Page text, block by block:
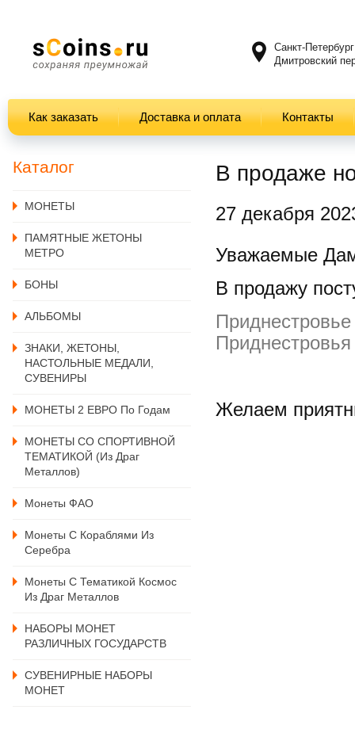
Санкт-Петербург
Дмитровский
Как заказать Доставка и оплата Контакты
Каталог
MОНЕТЫ
ПАМЯТНЫЕ ЖЕТОНЫ
МЕТРО
БОНЫ
АЛЬБОМЫ
ЗНАКИ, ЖЕТОНЫ,
НАСТОЛЬНЫЕ МЕДАЛИ,
СУВЕНИРЫ
МОНЕТЫ 2 ЕВРО По Годам
МОНЕТЫ СО СПОРТИВНОЙ
ТЕМАТИКОЙ (из Драг
Металлов)
Монеты ФАО
Монеты С Кораблями Из
Серебра
Монеты С Тематикой Космос
Из Драг Металлов
НАБОРЫ МОНЕТ
РАЗЛИЧНЫХ ГОСУДАРСТВ
СУВЕНИРНЫЕ НАБОРЫ
МОНЕТ
В продаже
27 декабря
Уважаемые
В продажу
Желаем